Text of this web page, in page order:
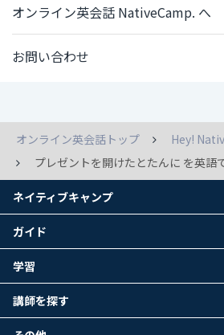
オンライン英会話 NativeCamp. へ
お問い合わせ
オンライン英会話トップ
Hey!
プレゼントを開けたとたんに を英語
ネイティブキャンプ
ガイド
学習
講師を探す